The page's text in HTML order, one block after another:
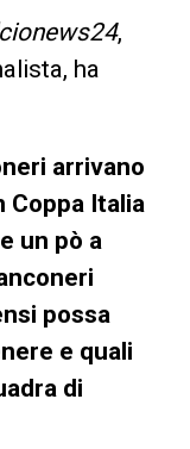
,
ha
arrivano
Coppa Italia
un pò a
possa
e quali
di